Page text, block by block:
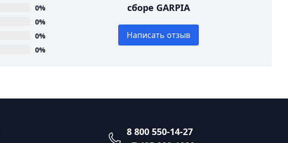
0%
0%
0%
0%
сборе GARPIA
Написать отзыв
8 800 550-14-27